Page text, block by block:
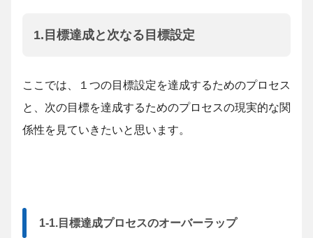
1.目標達成と次なる目標設定
ここでは、１つの目標設定を達成するためのプロセス
と、次の目標を達成するためのプロセスの現実的な関
係性を見ていきたいと思います。
1-1.目標達成プロセスのオーバーラップ